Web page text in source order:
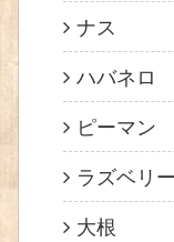
ナス
ハバネロ
ピーマン
ラズベリー
大根